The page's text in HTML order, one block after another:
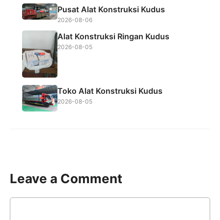
Pusat Alat Konstruksi Kudus
2026-08-06
Alat Konstruksi Ringan Kudus
2026-08-05
Toko Alat Konstruksi Kudus
2026-08-05
Leave a Comment
Comment